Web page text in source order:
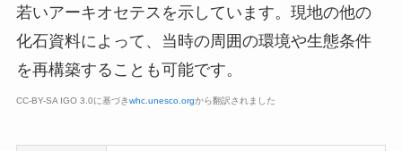
若いアーキオセテスを示しています。現地の他の
化石資料によって、当時の周囲の環境や生態条件
を再構築することも可能です。
CC-BY-SA IGO 3.0に基づきwhc.unesco.orgから翻訳されました